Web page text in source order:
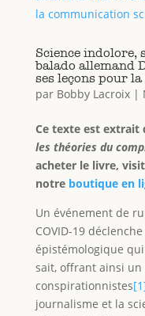
Science indolore,
balado allemand
ses leçons pour
par Bobby Lacroix|
Ce texte est extrait
les théories du
acheter le livre,
notre boutique en
Un événement de
COVID-19
épistémologique
sait, offrant ainsi
conspirationnistes
journalisme et la